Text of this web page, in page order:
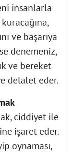
insanlarla
ve başarıya
denemeniz,
ve bereket
delalet eder.
ciddiyet ile
işaret eder.
oynaması,